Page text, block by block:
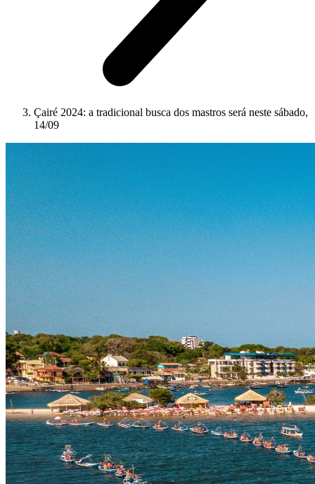
Çairé 2024: a tradicional busca dos mastros será neste sábado,
14/09